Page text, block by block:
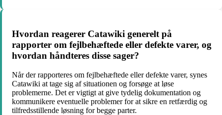
Hvordan reagerer Catawiki generelt på
rapporter om fejlbehæftede eller defekte varer, og
hvordan håndteres disse sager?
Når der rapporteres om fejlbehæftede eller defekte varer, synes
Catawiki at tage sig af situationen og forsøge at løse
problemerne. Det er vigtigt at give tydelig dokumentation og
kommunikere eventuelle problemer for at sikre en retfærdig og
tilfredsstillende løsning for begge parter.